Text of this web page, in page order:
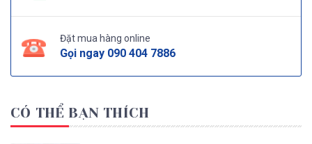
Đặt mua hàng online
Gọi ngay 090 404 7886
CÓ THỂ BẠN THÍCH